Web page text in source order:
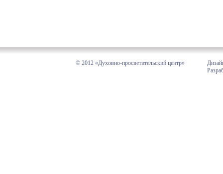
© 2012 «Духовно-просветительский центр»